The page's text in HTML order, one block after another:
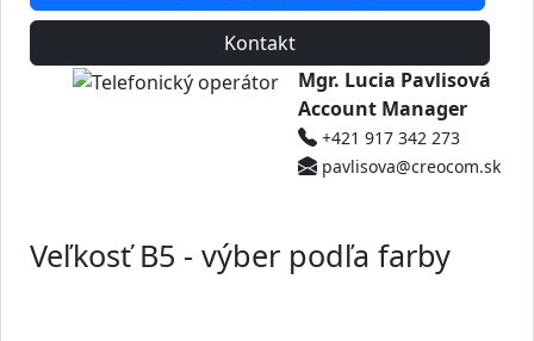
Kontakt
Mgr. Lucia Pavlisová
Account Manager
+421 917 342 273
pavlisova@creocom.sk
Veľkosť B5 - výber podľa farby